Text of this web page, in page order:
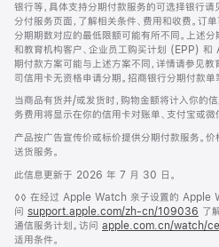
银行等，具体支持分期付款服务的可选择银行
分付服务页面，了解相关条件、费用和收费。订
分期期数对应的最低限额可能有所不同。上述
和教育机构客户、企业员工购买计划 (EPP)
期付款方案可能与上述方案不同，详情请参见教
司信用卡无资格申请分期。招商银行分期付款
当商品有货并/或发货时，购物金额将计入你的
务费用将显示在你的信用卡对账单、支付宝或微
产品按广告宣传价或标价提供分期付款服务。
送货服务。
此信息更新于 2026 年 7 月 30 日。
脚
注
◊◊ 在经过 Apple Watch 亲子设置的 Apple
问 support.apple.com/zh-cn/109036 (在
新
了
通信服务计划。访问 apple.com.cn/watch/
适用条件。